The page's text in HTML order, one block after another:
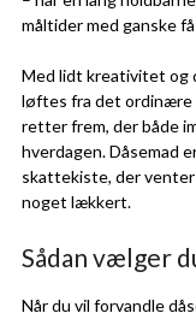
måltider med ganske
Med lidt kreativitet og
løftes fra det ordinære
retter frem, der både
hverdagen. Dåsemad
skattekiste, der
noget lækkert.
Sådan vælger
Når du vil forvandle